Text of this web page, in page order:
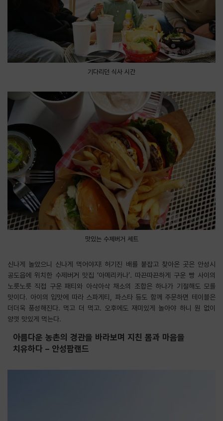
기다리던 식사 시간
맛있는 수제버거 세트
신나게 놀았으니 신나게 먹어야지! 허기진 배를 붙잡고 찾아온 곳은 안성시
공도읍에 위치한 수제버거 맛집 ‘아메리카나’. 따끈따끈하게 구운 빵 사이의
노릇노릇 직접 구운 패티와 아삭아삭 채소의 조합은 하나가 기절해도 모를
맛이다. 아이의 입맛에 따라 스파게티, 파스타 등도 함께 주문하면 테이블은
더더욱 풍성해진다. 먹고 더 먹고. 오후에도 재미있게 놀아야 하니 원 없이
양껏 맛있게 먹는다.
아름다운 농촌의 경관을 바라보며 지친 몸과 마음을
치유하다 – 안성팜랜드